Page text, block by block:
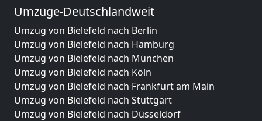
Umzüge-Deutschlandweit
Umzug von Bielefeld nach Berlin
Umzug von Bielefeld nach Hamburg
Umzug von Bielefeld nach München
Umzug von Bielefeld nach Köln
Umzug von Bielefeld nach Frankfurt am Main
Umzug von Bielefeld nach Stuttgart
Umzug von Bielefeld nach Düsseldorf